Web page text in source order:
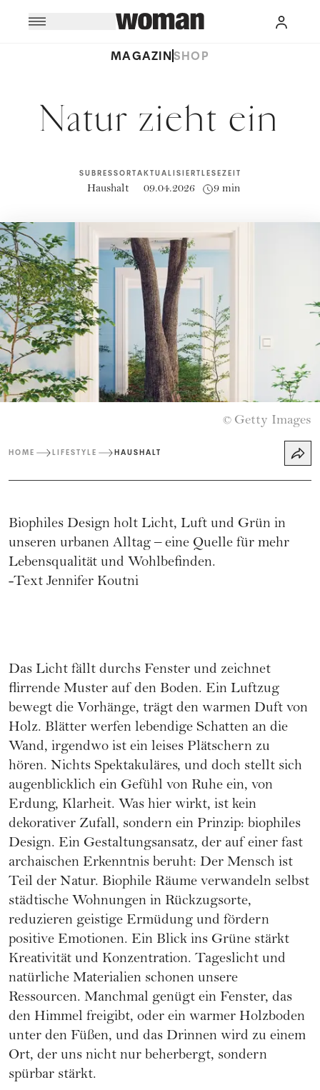
MAGAZINSHOP
Natur zieht ein
SUBRESSORT
Haushalt
AKTUALISIERT
09.04.2026
LESEZEIT
9 min
© Getty Images
HOME LIFESTYLE HAUSHALT
Biophiles Design holt Licht, Luft und Grün in
unseren urbanen Alltag – eine Quelle für mehr
Lebensqualität und Wohlbefinden.
-Text Jennifer Koutni
Das Licht fällt durchs Fenster und zeichnet
flirrende Muster auf den Boden. Ein Luftzug
bewegt die Vorhänge, trägt den warmen Duft von
Holz. Blätter werfen lebendige Schatten an die
Wand, irgendwo ist ein leises Plätschern zu
hören. Nichts Spektakuläres, und doch stellt sich
augenblicklich ein Gefühl von Ruhe ein, von
Erdung, Klarheit. Was hier wirkt, ist kein
dekorativer Zufall, sondern ein Prinzip: biophiles
Design. Ein Gestaltungsansatz, der auf einer fast
archaischen Erkenntnis beruht: Der Mensch ist
Teil der Natur. Biophile Räume verwandeln selbst
städtische Wohnungen in Rückzugsorte,
reduzieren geistige Ermüdung und fördern
positive Emotionen. Ein Blick ins Grüne stärkt
Kreativität und Konzentration. Tageslicht und
natürliche Materialien schonen unsere
Ressourcen. Manchmal genügt ein Fenster, das
den Himmel freigibt, oder ein warmer Holzboden
unter den Füßen, und das Drinnen wird zu einem
Ort, der uns nicht nur beherbergt, sondern
spürbar stärkt.